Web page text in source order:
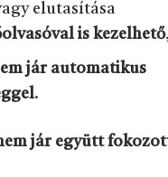
elutasítása
is kezelhető
jár automatikus
.
jár együtt